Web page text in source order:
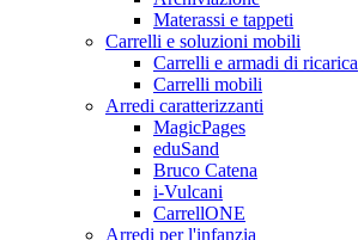
Materassi e tappeti
Carrelli e soluzioni mobili
Carrelli e armadi di ricarica
Carrelli mobili
Arredi caratterizzanti
MagicPages
eduSand
Bruco Catena
i-Vulcani
CarrellONE
Arredi per l'infanzia